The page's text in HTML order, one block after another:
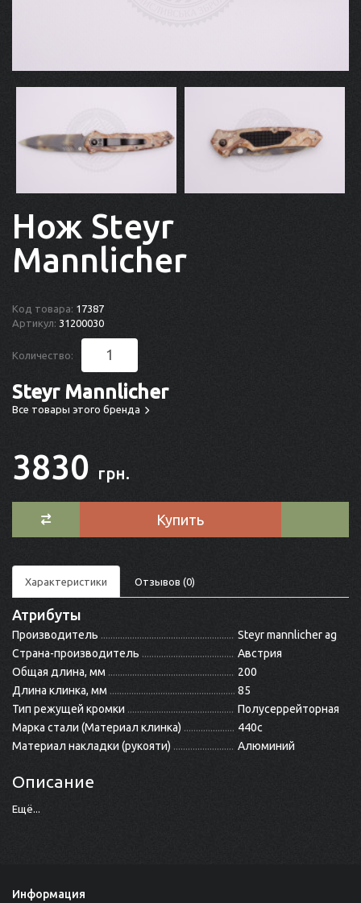
Нож Steyr
Mannlicher
Код товара: 17387
Артикул: 31200030
Количество:
Steyr Mannlicher
Все товары этого бренда
3830 грн.
Купить
Характеристики Отзывов (0)
Атрибуты
Производитель
Steyr mannlicher ag
Страна-производитель
Австрия
Общая длина, мм
200
Длина клинка, мм
85
Тип режущей кромки
Полусеррейторная
Марка стали (Материал клинка)
440c
Материал накладки (рукояти)
Алюминий
Описание
Ещё...
Информация